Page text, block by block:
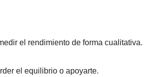
el rendimiento de forma cualitativa.
el equilibrio o apoyarte.